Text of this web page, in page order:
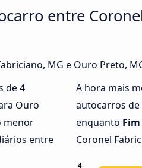
entre
MG e Ouro Preto,
de 4
Ouro
menor
entre
A hora mais
autocarros de
enquanto
Coronel